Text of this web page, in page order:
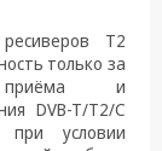
T2
только за
приёма и
DVB-T/Т2/C
при условии